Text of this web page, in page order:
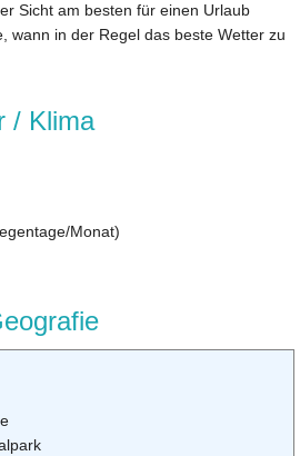
Sicht am besten für einen Urlaub
wann in der Regel das beste Wetter zu
/ Klima
Monat)